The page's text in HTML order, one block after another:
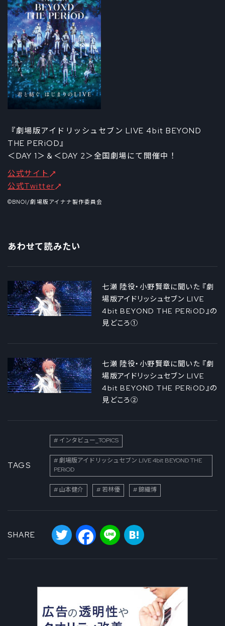
『劇場版アイドリッシュセブン LIVE 4bit BEYOND
THE PERiOD』
＜DAY 1＞＆＜DAY 2＞全国劇場にて開催中！
公式サイト
公式Twitter
©BNOI/劇場版アイナナ製作委員会
あわせて読みたい
七瀬 陸役・小野賢章に聞いた 『劇
場版アイドリッシュセブン LIVE
4bit BEYOND THE PERiOD』の
見どころ①
七瀬 陸役・小野賢章に聞いた 『劇
場版アイドリッシュセブン LIVE
4bit BEYOND THE PERiOD』の
見どころ②
TAGS
インタビュー_TOPICS
劇場版アイドリッシュセブン LIVE 4bit BEYOND THE
PERiOD
山本健介 若林優 錦織博
SHARE
Twitter Facebook
Line